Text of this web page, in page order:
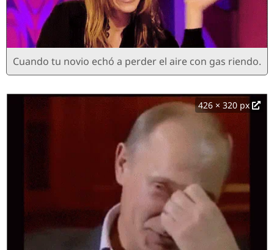
Cuando tu novio echó a perder el aire con gas riendo.
426 × 320 px